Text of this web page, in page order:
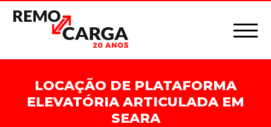
LOCAÇÃO DE PLATAFORMA
ELEVATÓRIA ARTICULADA EM
SEARA